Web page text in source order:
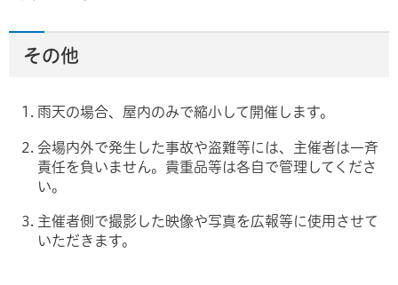
その他
雨天の場合、屋内のみで縮小して開催します。
会場内外で発生した事故や盗難等には、主催者は一斉
責任を負いません。貴重品等は各自で管理してくださ
い。
主催者側で撮影した映像や写真を広報等に使用させて
いただきます。